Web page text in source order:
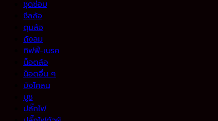
ชุดซ่อม
ซีลล้อ
ดุมล้อ
ถังลม
ทิฟฟี่-เบรค
น็อตล้อ
น็อตอื่น ๆ
บังโคลน
บูช
ปลั๊กไฟ